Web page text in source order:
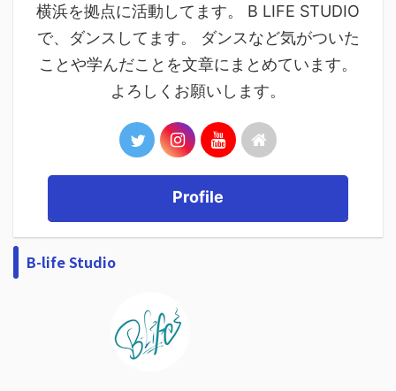
横浜を拠点に活動してます。 B LIFE STUDIO
で、ダンスしてます。 ダンスなど気がついた
ことや学んだことを文章にまとめています。
よろしくお願いします。
Profile
B-life Studio